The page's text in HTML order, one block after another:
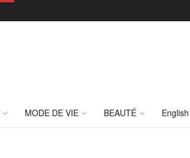
MODE DE VIE BEAUTÉ